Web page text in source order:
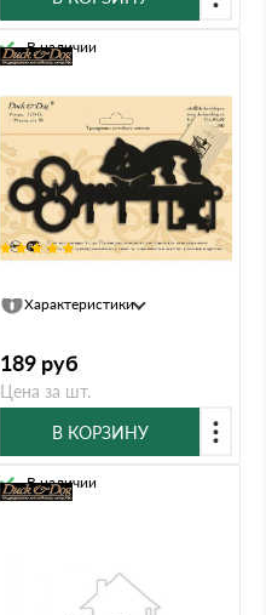
В наличии
Характеристики
189 руб
Цена за шт.
В КОРЗИНУ
В наличии